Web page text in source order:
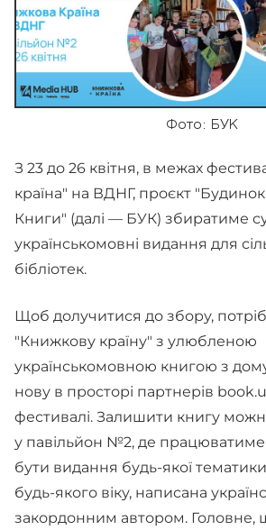
Фото: БУК
З 23 до 26 квітня, в межах
країна" на ВДНГ, проєкт "Будинок
Книги" (далі — БУК) збиратиме
українськомовні видання для
бібліотек.
Щоб долучитися до збору,
"Книжкову країну" з улюбленою
українськомовною книгою з
нову в просторі партнерів
фестивалі. Залишити книгу
у павільйон №2, де
бути видання будь-якої
будь-якого віку, написана
закордонним автором. Головне,